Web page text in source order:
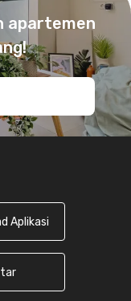
apartemen
Aplikasi